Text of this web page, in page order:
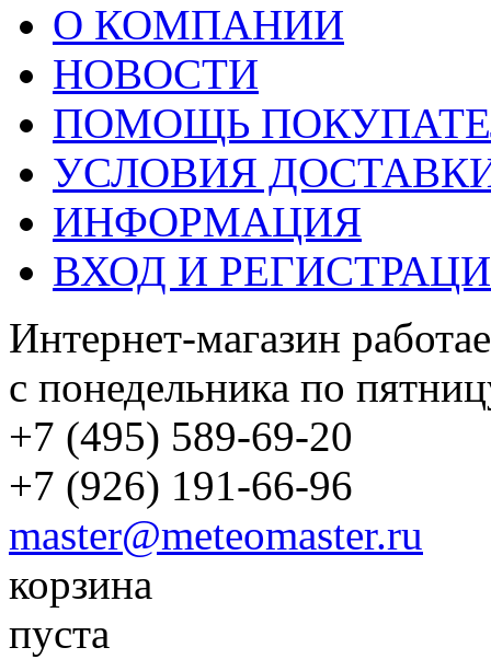
О КОМПАНИИ
НОВОСТИ
ПОМОЩЬ
УСЛОВИЯ
ИНФОРМАЦИЯ
ВХОД И
Интернет-магазин
с понедельника по
+7 (495) 589-69-20
+7 (926) 191-66-96
master@meteomaster.ru
корзина
пуста